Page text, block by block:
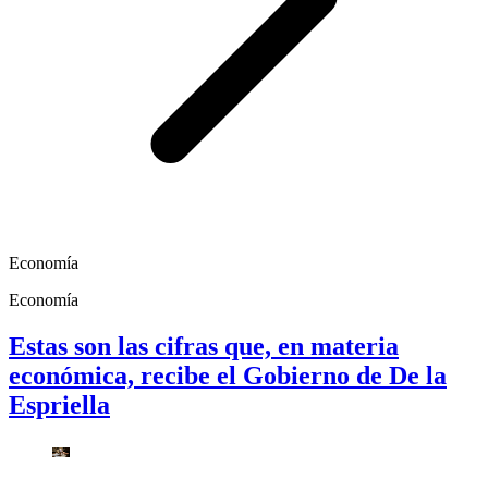
Economía
Economía
Estas son las cifras que, en materia
económica, recibe el Gobierno de De la
Espriella